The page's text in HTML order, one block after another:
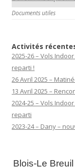
Documents utiles
Activités
2025-26 – Vols
reparti !
26 Avril 2025 –
13 Avril 2025 –
2024-25 – Vols
reparti
2023-24 – Dany –